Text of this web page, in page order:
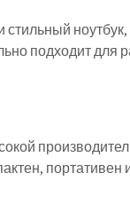
стильный
подходит для
портативен